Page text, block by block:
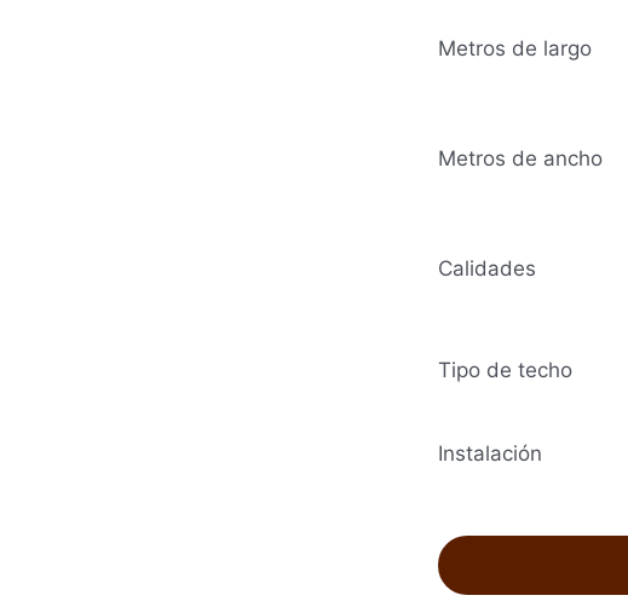
Metros de largo
Metros de ancho
Calidades
Tipo de techo
Instalación